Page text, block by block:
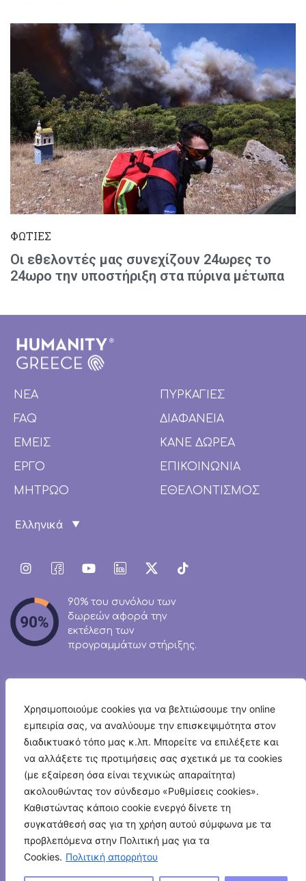
Χρησιμοποιούμε cookies για να βελτιώσουμε την online
εμπειρία σας, να αναλύουμε την επισκεψιμότητα στον
διαδικτυακό τόπο μας κ.λπ. Μπορείτε να επιλέξετε και
να αλλάξετε τις προτιμήσεις σας σχετικά με τα cookies
(με εξαίρεση όσα είναι τεχνικώς απαραίτητα)
ακολουθώντας τον σύνδεσμο «Ρυθμίσεις cookies».
Καθιστώντας κάποιο cookie ενεργό δίνετε τη
συγκατάθεσή σας για τη χρήση αυτού σύμφωνα με τα
προβλεπόμενα στην Πολιτική μας για τα
Cookies. Πολιτική απορρήτου
ΦΩΤΙΕΣ
Οι εθελοντές μας συνεχίζουν 24ωρες το
24ωρο την υποστήριξη στα πύρινα μέτωπα
ΝΕΑ
FAQ
ΕΜΕΙΣ
ΕΡΓΟ
ΜΗΤΡΩΟ
ΠΥΡΚΑΓΙΕΣ
ΔΙΑΦΑΝΕΙΑ
ΚΑΝΕ ΔΩΡΕΑ
ΕΠΙΚΟΙΝΩΝΙΑ
ΕΘΕΛΟΝΤΙΣΜΟΣ
90% του συνόλου των
δωρεών αφορά την
εκτέλεση των
προγραμμάτων στήριξης.
Newsletter
Επικοινωνία
© 2026 Humanity Greece